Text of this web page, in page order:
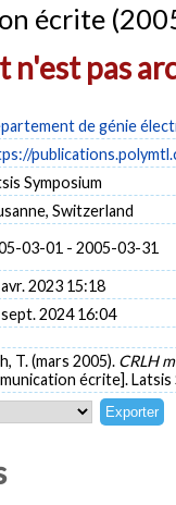
écrite
n'est pas
de génie
Symposium
Switzerland
03-01 - 2005-03-31
2023 15:18
2024 16:04
T. (mars 2005). CRLH
écrite]. Latsis